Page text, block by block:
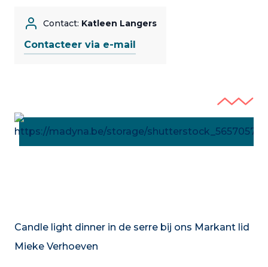
Contact: Katleen Langers
Contacteer via e-mail
Candle light dinner in de serre bij ons Markant lid
Mieke Verhoeven